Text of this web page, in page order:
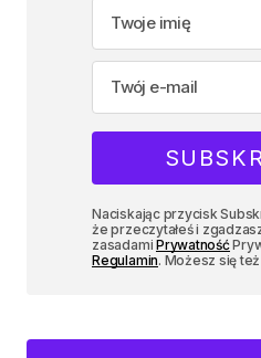
Naciskając przycisk
że przeczytałeś i
zasadamiPrywatność
Regulamin. Możesz się też